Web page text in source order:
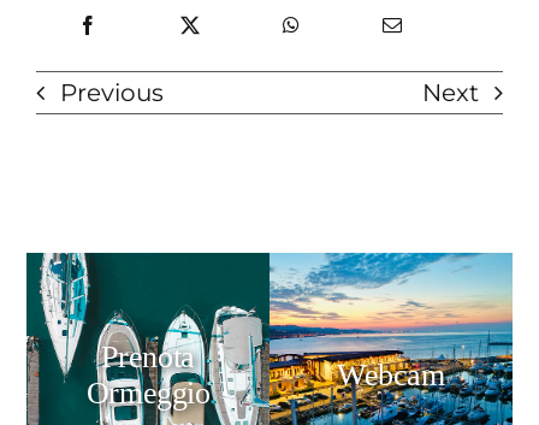
Previous Next
Prenota
Ormeggio
Webcam